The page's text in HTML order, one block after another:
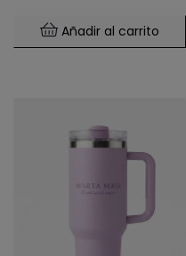
Añadir al carrito